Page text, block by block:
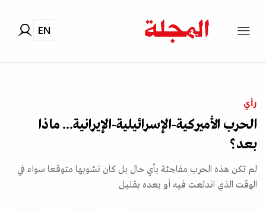
EN
رأي
الحرب الأميركية-الإسرائيلية-الإيرانية... ماذا
بعد؟
لم تكن هذه الحرب مفاجئة بأي حال بل كان نشوبها متوقعا سواء في
الوقت الذي اندلعت فيه أو بعده بقليل